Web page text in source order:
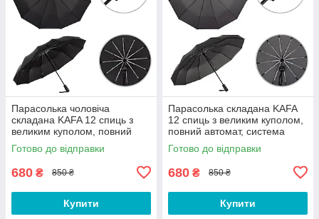
Парасолька чоловіча
складана KAFA 12 спиць з
великим куполом, повний
автомат, система антивітер,
чорний (3260)
Готово до відправки
680 ₴ 850 ₴
Купити
Парасолька складана KAFA
12 спиць з великим куполом,
повний автомат, система
антивітер, сіра (3260)
Готово до відправки
680 ₴ 850 ₴
Купити